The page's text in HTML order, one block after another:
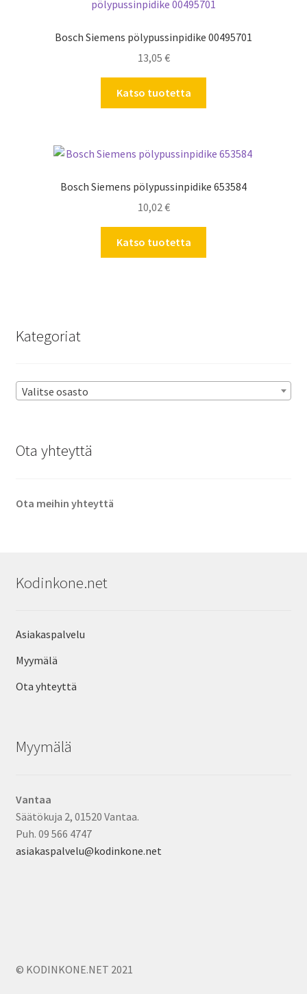
Bosch Siemens pölypussinpidike 00495701
13,05 €
Katso tuotetta
Bosch Siemens pölypussinpidike 653584
10,02€
Katso tuotetta
Kategoriat
Valitse osasto
Ota yhteyttä
Ota meihin yhteyttä
Kodinkone.net
Asiakaspalvelu
Myymälä
Ota yhteyttä
Myymälä
Vantaa
Säätökuja 2, 01520 Vantaa.
Puh. 09 566 4747
asiakaspalvelu@kodinkone.net
© KODINKONE.NET 2021